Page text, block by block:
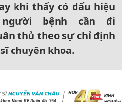
khi thấy có dấu hiệu
bệnh cần đi
thủ theo sự chỉ định
chuyên khoa.